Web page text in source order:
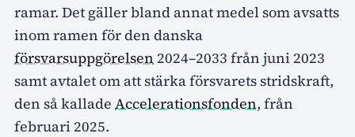
ramar. Det gäller bland annat medel som avsatts
inom ramen för den danska
försvarsuppgörelsen 2024–2033 från juni 2023
samt avtalet om att stärka försvarets stridskraft,
den så kallade Accelerationsfonden, från
februari 2025.